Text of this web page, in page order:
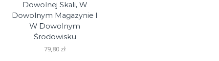
Dowolnej Skali, W
Dowolnym Magazynie I
W Dowolnym
Środowisku
79,80 zł